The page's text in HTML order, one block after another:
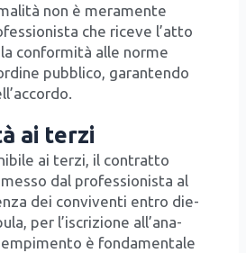
non è mera­men­te
che rice­ve l’at­to
con­for­mi­tà alle nor­me
pub­bli­co, garan­ten­do
ai terzi
ai ter­zi, il con­trat­to
dal pro­fes­sio­ni­sta al
dei con­vi­ven­ti entro die­
per l’i­scri­zio­ne all’a­na­
è fon­da­men­ta­le